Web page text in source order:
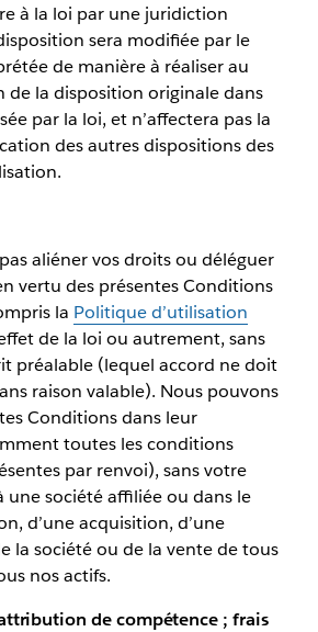
à la loi par une juridiction
sera modifiée par le
de manière à réaliser au
de la disposition originale dans
par la loi, et n’affectera pas la
des autres dispositions des
aliéner vos droits ou déléguer
vertu des présentes Conditions
la Politique d’utilisation
de la loi ou autrement, sans
préalable (lequel accord ne doit
raison valable). Nous pouvons
Conditions dans leur
toutes les conditions
par renvoi), sans votre
une société affiliée ou dans le
d’une acquisition, d’une
la société ou de la vente de tous
nos actifs.
de compétence ; frais